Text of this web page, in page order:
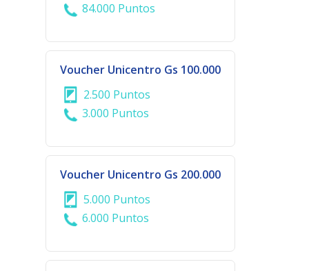
84.000 Puntos
Voucher Unicentro Gs 100.000
2.500 Puntos
3.000 Puntos
Voucher Unicentro Gs 200.000
5.000 Puntos
6.000 Puntos